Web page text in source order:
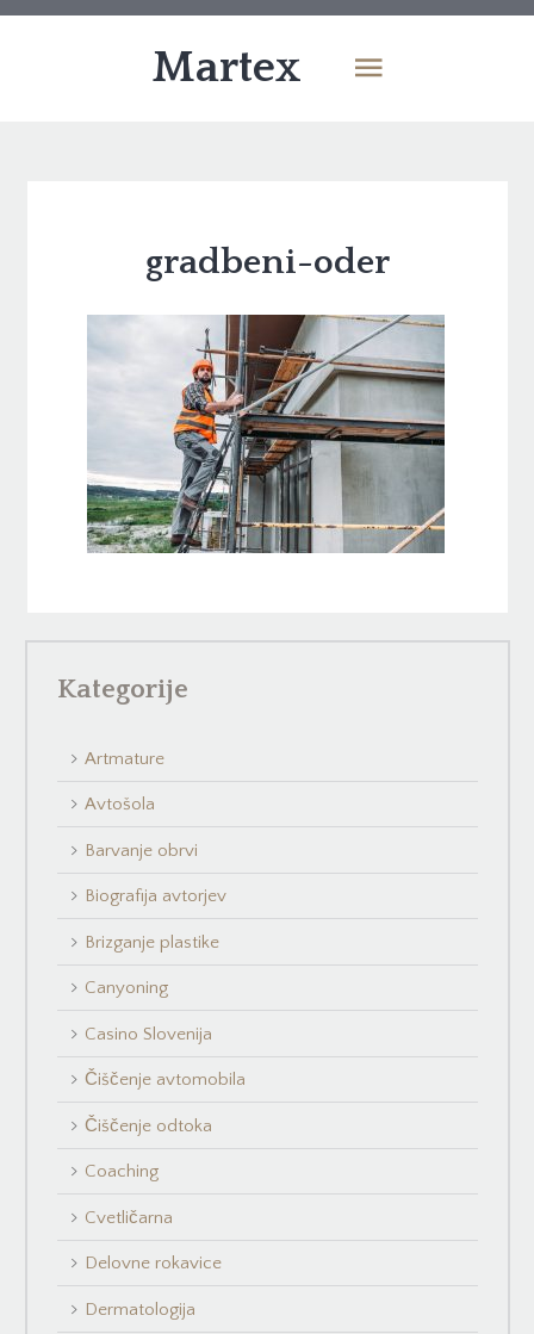
Martex
gradbeni-oder
Kategorije
Artmature
Avtošola
Barvanje obrvi
Biografija avtorjev
Brizganje plastike
Canyoning
Casino Slovenija
Čiščenje avtomobila
Čiščenje odtoka
Coaching
Cvetličarna
Delovne rokavice
Dermatologija